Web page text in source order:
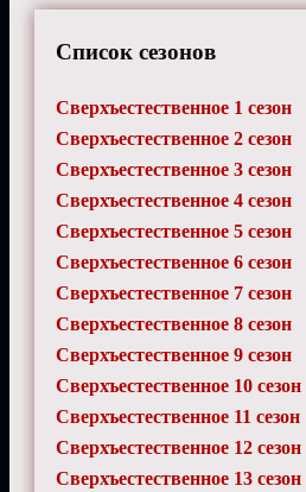
Список сезонов
Сверхъестественное 1 сезон
Сверхъестественное 2 сезон
Сверхъестественное 3 сезон
Сверхъестественное 4 сезон
Сверхъестественное 5 сезон
Сверхъестественное 6 сезон
Сверхъестественное 7 сезон
Сверхъестественное 8 сезон
Сверхъестественное 9 сезон
Сверхъестественное 10 сезон
Сверхъестественное 11 сезон
Сверхъестественное 12 сезон
Сверхъестественное 13 сезон